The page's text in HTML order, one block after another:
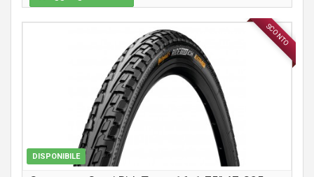
SCONTO
DISPONIBILE
COMPONENTI MTB / CITY